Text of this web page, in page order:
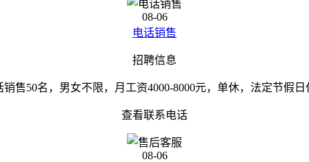
08-06
电话销售
招聘信息
销售50名，男女不限，月工资4000-8000元，单休，法定节假日
查看联系电话
08-06